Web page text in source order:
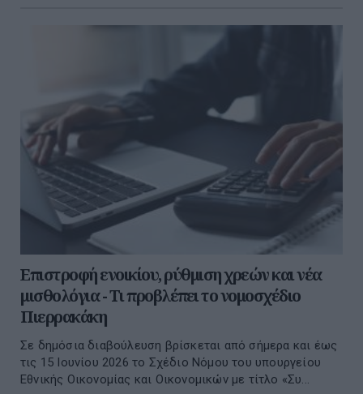
Επιστροφή ενοικίου, ρύθμιση χρεών και νέα
μισθολόγια - Τι προβλέπει το νομοσχέδιο
Πιερρακάκη
Σε δημόσια διαβούλευση βρίσκεται από σήμερα και έως
τις 15 Ιουνίου 2026 το Σχέδιο Νόμου του υπουργείου
Εθνικής Οικονομίας και Οικονομικών με τίτλο «Συ...